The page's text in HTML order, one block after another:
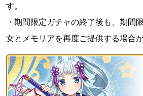
す。
・期間限定ガチャの終了後も、期間
女とメモリアを再度ご提供する場合が